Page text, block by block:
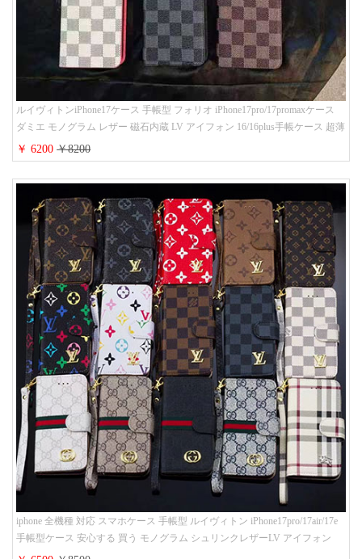
ルイヴィトンiPhone17ケース 手帳型 フォリオ iPhone17pro/17promaxケース
ダミエ モノグラム レザー 磁石内蔵 LV アイフォン 16/16plus手帳ケース 超薄
ビジネス風 メンズ レディース おしゃれ ブランドiphone15/14/13手帳型スマ
ホケース お 揃い
￥ 6200￥8200
iphone 全機種 対応 スマホケース 手帳型 ルイヴィトン iPhone17pro/17air/17e
手帳型ケース 安心する 買う モノグラム シュリンクレザーLV アイフォン
16/16promaxスマホケース 手帳 多機能 グッチiphone15pro/14/13携帯ケース 大